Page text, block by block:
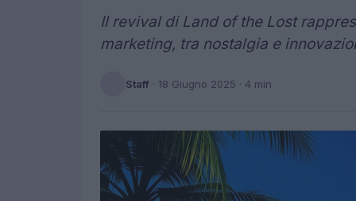
Il revival di Land of the Lost
marketing, tra nostalgia e
Staff · 18 Giugno 2025 · 4 min